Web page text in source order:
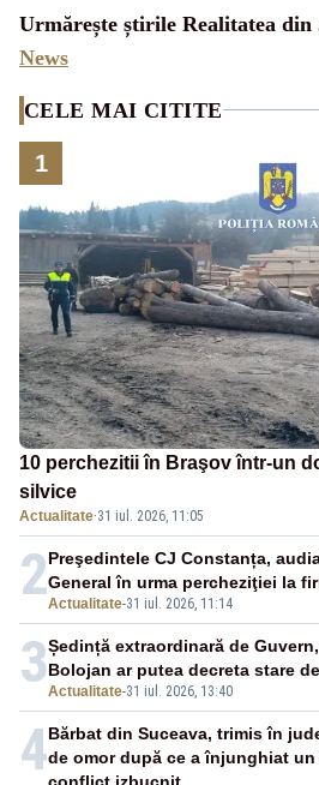
Urmărește știrile Realitatea din
News
CELE MAI CITITE
1
10 perchezitii în Braşov într-un
silvice
Actualitate·31 iul. 2026, 11:05
2Actualitate-31 iul. 2026, 11:14
Preşedintele CJ Constanța,
General în urma percheziţiei la
3Actualitate-31 iul. 2026, 13:40
Ședință extraordinară de
Bolojan ar putea decreta stare
4Bărbat din Suceava, trimis în
de omor după ce a înjunghiat